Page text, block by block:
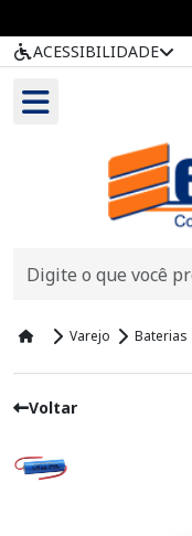
ACESSIBILIDADE
Varejo Baterias
Voltar